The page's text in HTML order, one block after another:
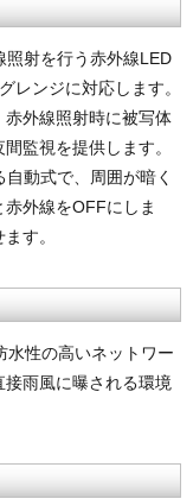
照射を行う赤外線LED
レンジに対応します。
外線照射時に被写体
監視を提供します。
動式で、周囲が暗く
外線をOFFにしま
す。
水性の高いネットワー
雨風に曝される環境